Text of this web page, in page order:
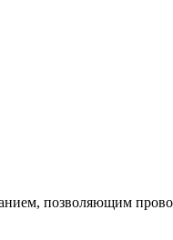
позволяющим